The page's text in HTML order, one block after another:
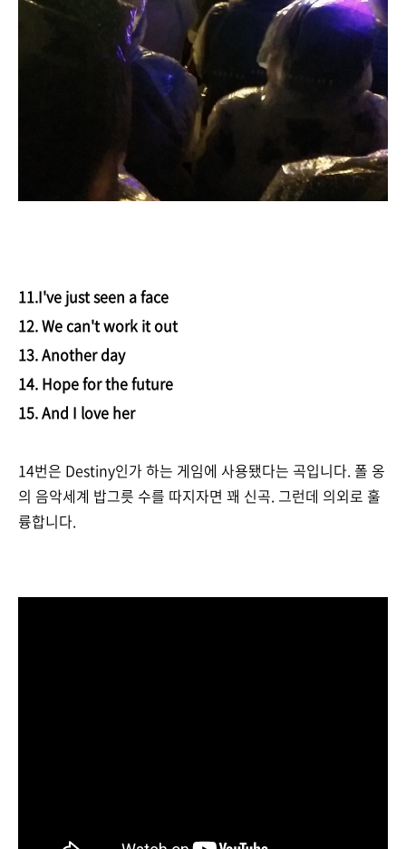
11.I've just seen a face
12. We can't work it out
13. Another day
14. Hope for the future
15. And I love her
14번은 Destiny인가 하는 게임에 사용됐다는 곡입니다. 폴 옹
의 음악세계 밥그릇 수를 따지자면 꽤 신곡. 그런데 의외로 훌
륭합니다.